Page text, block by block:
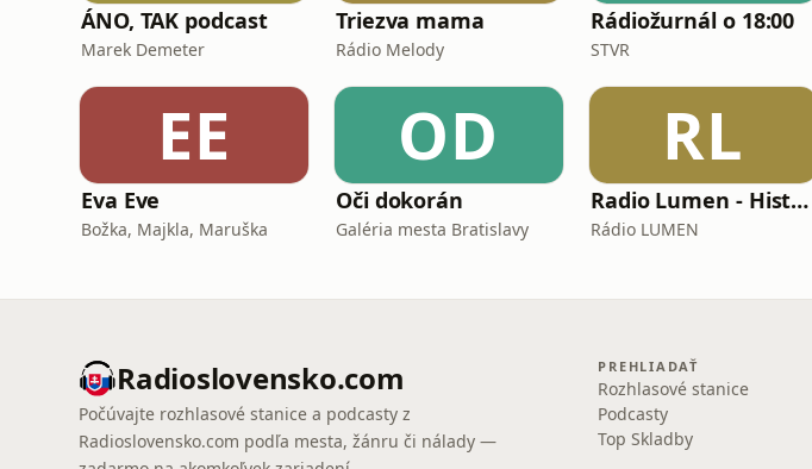
ÁNO, TAK podcast
Marek Demeter
Triezva mama
Rádio Melody
Rádiožurnál o 18:00
STVR
EE
Eva Eve
Božka, Majkla, Maruška
OD
Oči dokorán
Galéria mesta Bratislavy
RL
Radio Lumen - História a my
Rádio LUMEN
Radioslovensko.com
Počúvajte rozhlasové stanice a podcasty z
Radioslovensko.com podľa mesta, žánru či nálady —
PREHLIADAŤ
Rozhlasové stanice
Podcasty
Top Skladby